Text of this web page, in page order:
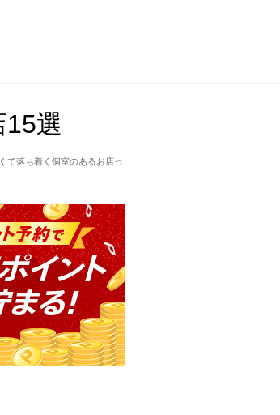
選
て落ち着く個室のあるお店っ